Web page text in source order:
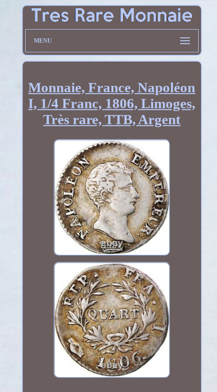
MENU
Monnaie, France, Napoléon
I, 1/4 Franc, 1806, Limoges,
Très rare, TTB, Argent